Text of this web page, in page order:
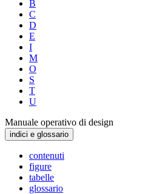
B
C
D
E
I
M
O
S
T
U
Manuale operativo di design
indici e glossario
contenuti
figure
tabelle
glossario